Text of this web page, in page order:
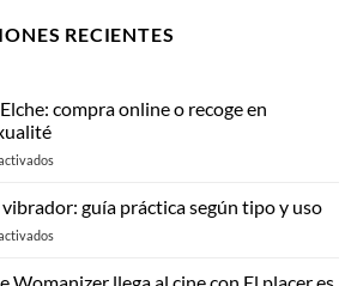
RECIENTES
compra online o recoge en
en
shop
en
Elche:
online
guía práctica según tipo y uso
en
elegir